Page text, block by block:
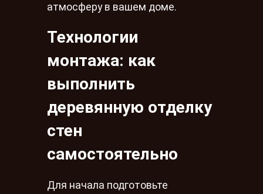
атмосферу в вашем доме.
Технологии
монтажа: как
выполнить
деревянную отделку
стен
самостоятельно
Для начала подготовьте